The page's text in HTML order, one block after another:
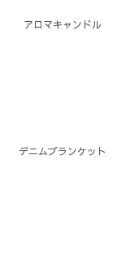
アロマキャンドル
デニムブランケット